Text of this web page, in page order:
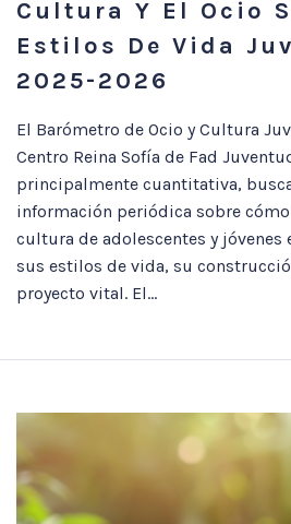
Cultura Y El Ocio
Estilos De Vida
2025-2026
El Barómetro de Ocio y Cultura
Centro Reina Sofía de Fad
principalmente cuantitativa,
información periódica sobre
cultura de adolescentes y jóvenes
sus estilos de vida, su
proyecto vital. El...